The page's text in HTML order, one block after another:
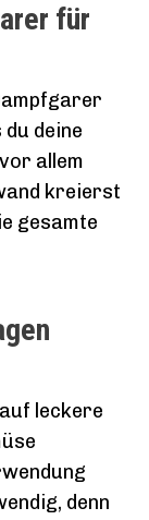
für
deine
allem
kreierst
gesamte
leckere
denn